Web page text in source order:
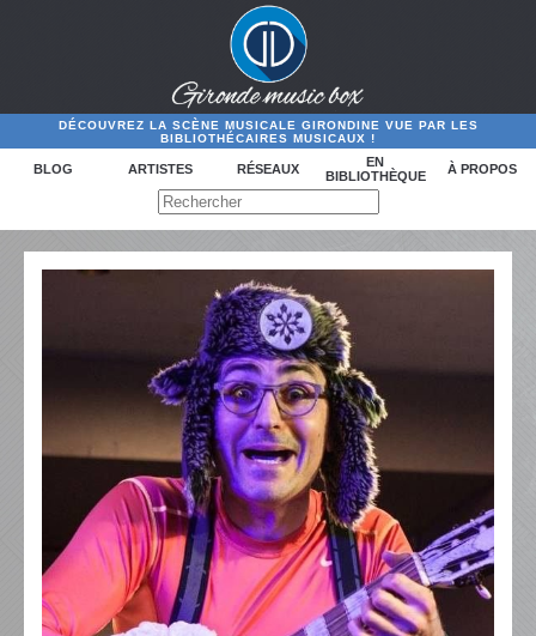
DÉCOUVREZ LA SCÈNE MUSICALE GIRONDINE VUE PAR LES
BIBLIOTHÉCAIRES MUSICAUX !
BLOG ARTISTES RÉSEAUX
EN
BIBLIOTHÈQUE
À PROPOS